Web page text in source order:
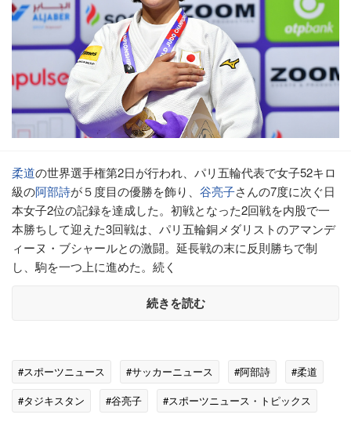
柔道の世界選手権第2日が行われ、パリ五輪代表で女子52キロ
級の阿部詩が５度目の優勝を飾り、 谷亮子さんの7度に次ぐ日
本女子2位の記録を達成した。初戦となった2回戦を内股で一
本勝ちして迎えた3回戦は、パリ五輪銅メダリストのアマンデ
ィーヌ・ブシャールとの激闘。延長戦の末に反則勝ちで制
し、駒を一つ上に進めた。続く
続きを読む
#スポーツニュース #サッカーニュース #阿部詩
#柔道
#タジキスタン
#谷亮子 #スポーツニュース・トピックス